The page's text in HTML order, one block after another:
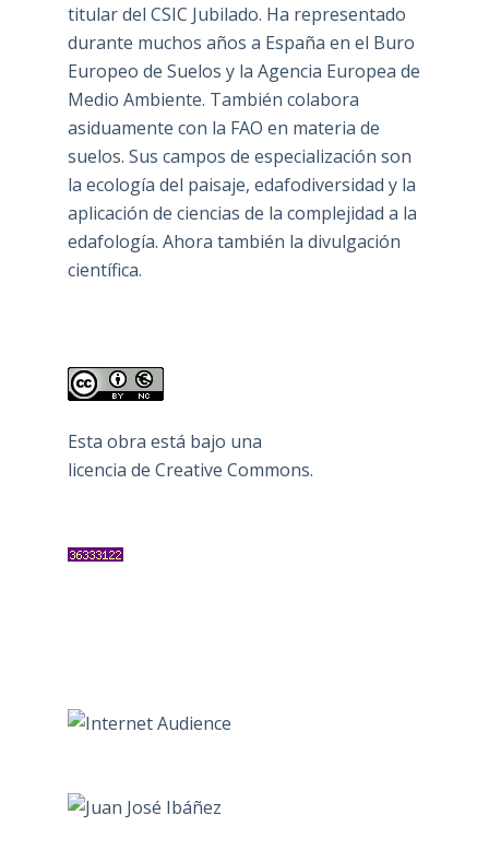
titular del CSIC Jubilado. Ha representado
durante muchos años a España en el Buro
Europeo de Suelos y la Agencia Europea de
Medio Ambiente. También colabora
asiduamente con la FAO en materia de
suelos. Sus campos de especialización son
la ecología del paisaje, edafodiversidad y la
aplicación de ciencias de la complejidad a la
edafología. Ahora también la divulgación
científica.
Esta obra está bajo una
licencia de Creative Commons.